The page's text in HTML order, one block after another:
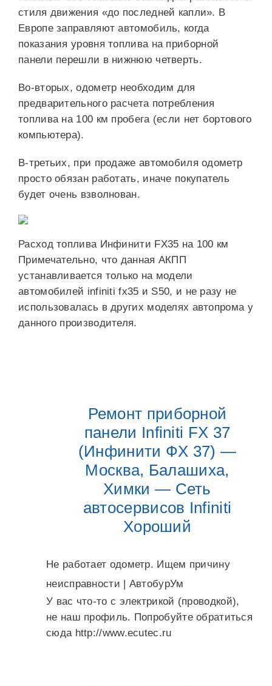
стиля движения «до последней капли». В
Европе заправляют автомобиль, когда
показания уровня топлива на приборной
панели перешли в нижнюю четверть.
Во-вторых, одометр необходим для
предварительного расчета потребления
топлива на 100 км пробега (если нет бортового
компьютера).
В-третьих, при продаже автомобиля одометр
просто обязан работать, иначе покупатель
будет очень взволнован.
Расход топлива Инфинити FX35 на 100 км
Примечательно, что данная АКПП
устанавливается только на модели
автомобилей infiniti fx35 и S50, и не разу не
использовалась в других моделях автопрома у
данного производителя.
Ремонт приборной
панели Infiniti FX 37
(Инфинити ФХ 37) —
Москва, Балашиха,
Химки — Сеть
автосервисов Infiniti
Хороший
Не работает одометр. Ищем причину
неисправности | АвтобурУм
У вас что-то с электрикой (проводкой),
не наш профиль. Попробуйте обратиться
сюда http://www.ecutec.ru